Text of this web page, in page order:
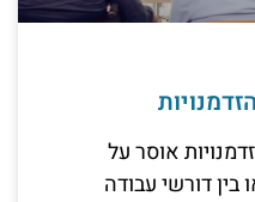
הזדמנויות אוסר על
בין דורשי עבודה